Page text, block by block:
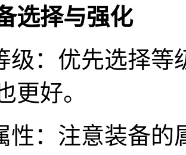
选择与强化
级：优先选择
更好。
性：注意装备